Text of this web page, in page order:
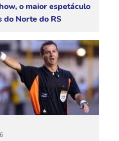
o maior espetáculo
do Norte do RS